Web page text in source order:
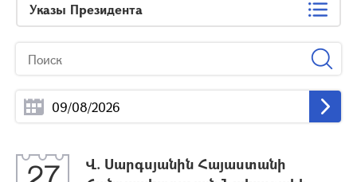
Указы Президента
Վ. Սարգսյանին Հայաստանի